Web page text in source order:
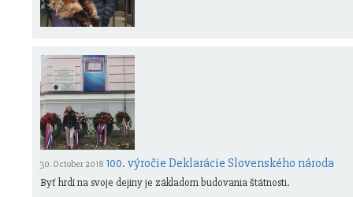
30. October 2018 100. výročie Deklarácie Slovenského národa
Byť hrdí na svoje dejiny je základom budovania štátnosti.